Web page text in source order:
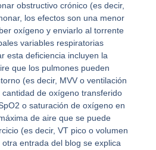
obstructivo crónico (es decir,
los efectos son una menor
oxígeno y enviarlo al torrente
variables respiratorias
esta deficiencia incluyen la
que los pulmones pueden
(es decir, MVV o ventilación
de oxígeno transferido
o saturación de oxígeno en
de aire que se puede
(es decir, VT pico o volumen
entrada del blog se explica